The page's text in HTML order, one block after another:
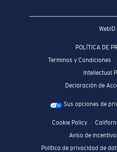
WebID
POLÍTICA DE
Terminos y Condiciones
Intellectual
Declaración de
Sus opciones de
Cookie Policy
Aviso de
Política de privacidad de